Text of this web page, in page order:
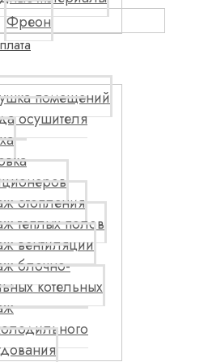
Фреон
помещений
осушителя
отопления
теплых полов
вентиляции
блочно-
котельных